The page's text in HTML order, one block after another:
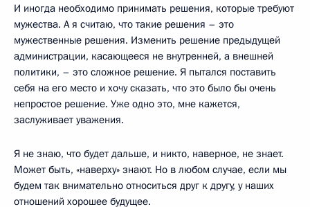
И иногда необходимо принимать решения, которые требуют
мужества. А я считаю, что такие решения – это
мужественные решения. Изменить решение предыдущей
администрации, касающееся не внутренней, а внешней
политики, – это сложное решение. Я пытался поставить
себя на его место и хочу сказать, что это было бы очень
непростое решение. Уже одно это, мне кажется,
заслуживает уважения.
Я не знаю, что будет дальше, и никто, наверное, не знает.
Может быть, «наверху» знают. Но в любом случае, если мы
будем так внимательно относиться друг к другу, у наших
отношений хорошее будущее.